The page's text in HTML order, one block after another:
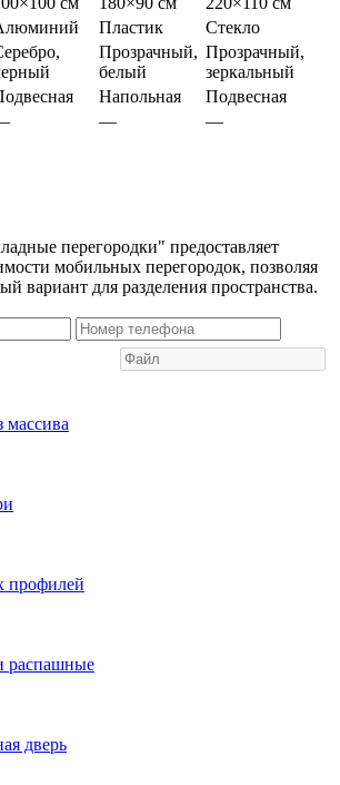
Пластик
Стекло
Прозрачный,
белый
Прозрачный,
зеркальный
Напольная
Подвесная
— —
перегородки" предоставляет
мобильных перегородок, позволяя
вариант для разделения пространства.
профилей
распашные
дверь